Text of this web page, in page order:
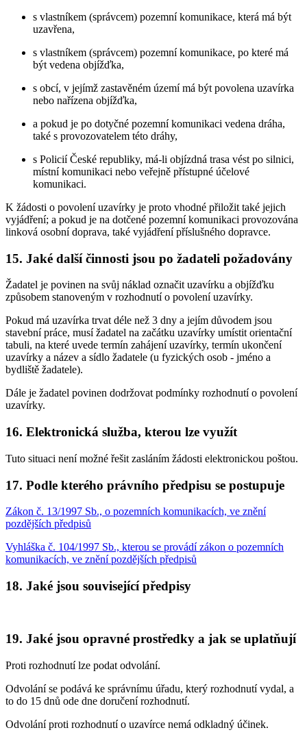
s vlastníkem (správcem) pozemní komunikace, která má být
uzavřena,
s vlastníkem (správcem) pozemní komunikace, po které má
být vedena objížďka,
s obcí, v jejímž zastavěném území má být povolena uzavírka
nebo nařízena objížďka,
a pokud je po dotyčné pozemní komunikaci vedena dráha,
také s provozovatelem této dráhy,
s Policií České republiky, má-li objízdná trasa vést po silnici,
místní komunikaci nebo veřejně přístupné účelové
komunikaci.
K žádosti o povolení uzavírky je proto vhodné přiložit také jejich
vyjádření; a pokud je na dotčené pozemní komunikaci provozována
linková osobní doprava, také vyjádření příslušného dopravce.
15. Jaké další činnosti jsou po žadateli požadovány
Žadatel je povinen na svůj náklad označit uzavírku a objížďku
způsobem stanoveným v rozhodnutí o povolení uzavírky.
Pokud má uzavírka trvat déle než 3 dny a jejím důvodem jsou
stavební práce, musí žadatel na začátku uzavírky umístit orientační
tabuli, na které uvede termín zahájení uzavírky, termín ukončení
uzavírky a název a sídlo žadatele (u fyzických osob - jméno a
bydliště žadatele).
Dále je žadatel povinen dodržovat podmínky rozhodnutí o povolení
uzavírky.
16. Elektronická služba, kterou lze využít
Tuto situaci není možné řešit zasláním žádosti elektronickou poštou.
17. Podle kterého právního předpisu se postupuje
Zákon č. 13/1997 Sb., o pozemních komunikacích, ve znění
pozdějších předpisů
Vyhláška č. 104/1997 Sb., kterou se provádí zákon o pozemních
komunikacích, ve znění pozdějších předpisů
18. Jaké jsou související předpisy
19. Jaké jsou opravné prostředky a jak se uplatňují
Proti rozhodnutí lze podat odvolání.
Odvolání se podává ke správnímu úřadu, který rozhodnutí vydal, a
to do 15 dnů ode dne doručení rozhodnutí.
Odvolání proti rozhodnutí o uzavírce nemá odkladný účinek.